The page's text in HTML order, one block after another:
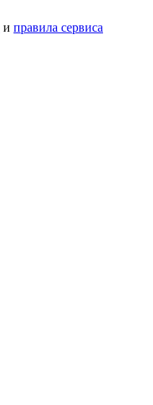
и правила сервиса